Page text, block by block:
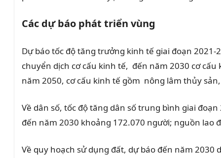
Các dự báo phát triển vùng
Dự báo tốc độ tăng trưởng kinh tế giai đoạn
chuyển dịch cơ cấu kinh tế, đến năm 2030 cơ
năm 2050, cơ cấu kinh tế gồm nông lâm thủy
Về dân số, tốc độ tăng dân số trung bình giai
đến năm 2030 khoảng 172.070 người; nguồn lao
Về quy hoạch sử dụng đất, dự báo đến năm